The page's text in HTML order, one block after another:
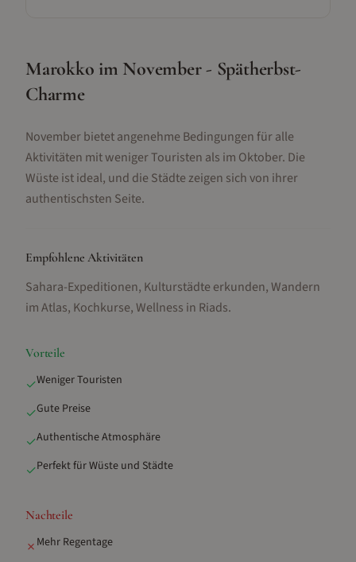
Marokko im November - Spätherbst-
Charme
November bietet angenehme Bedingungen für alle
Aktivitäten mit weniger Touristen als im Oktober. Die
Wüste ist ideal, und die Städte zeigen sich von ihrer
authentischsten Seite.
Empfohlene Aktivitäten
Sahara-Expeditionen, Kulturstädte erkunden, Wandern
im Atlas, Kochkurse, Wellness in Riads.
Vorteile
✓Weniger Touristen
✓Gute Preise
✓Authentische Atmosphäre
✓Perfekt für Wüste und Städte
Nachteile
✗ Mehr Regentage